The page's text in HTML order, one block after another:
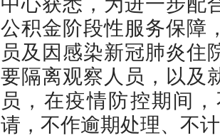
公积金阶段性服务保障
员及因感染新冠肺炎住
要隔离观察人员，以及
员，在疫情防控期间
请，不作逾期处理、不